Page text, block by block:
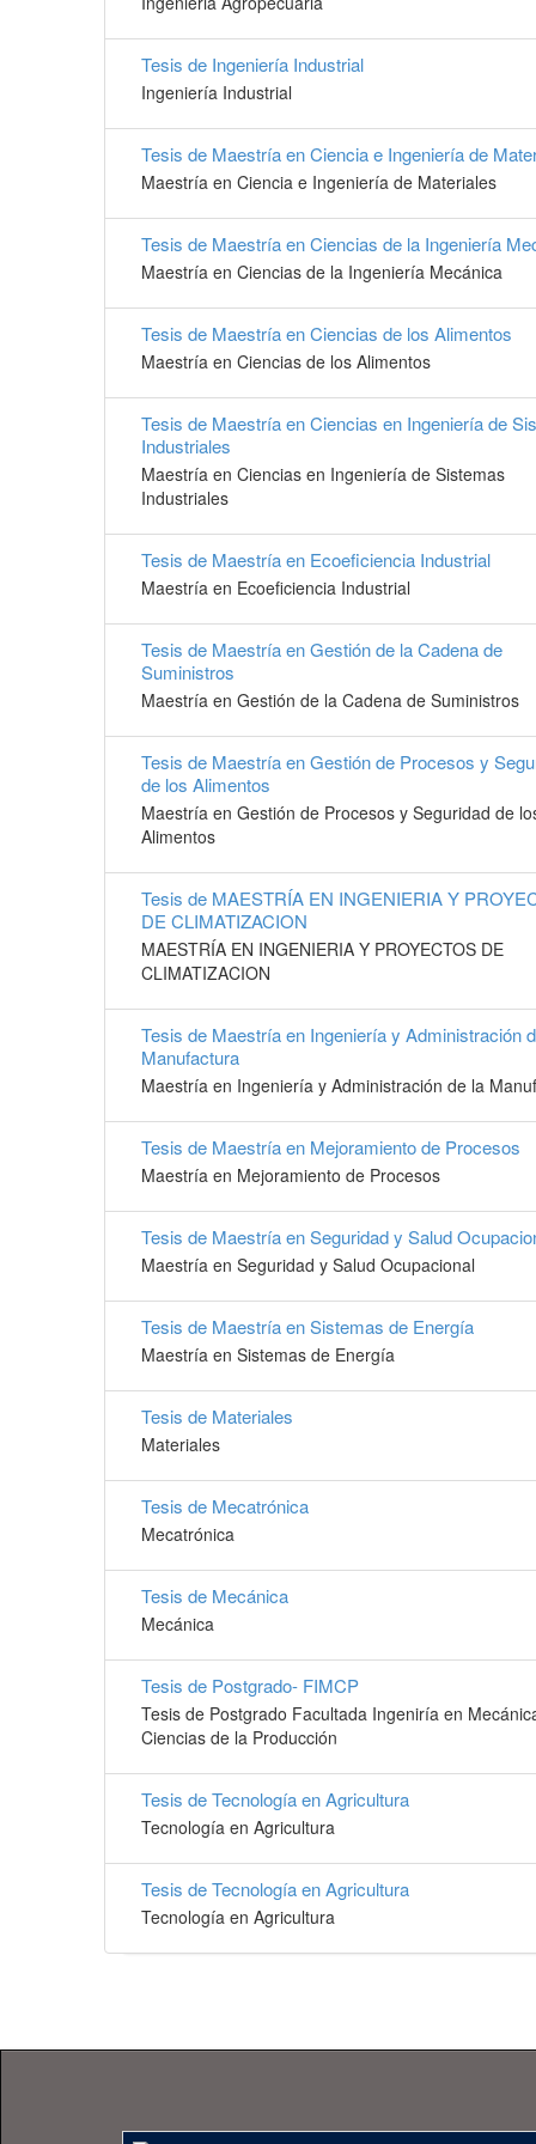
Tesis de Ingeniería Industrial
Ingeniería Industrial
Tesis de Maestría en Ciencia e Ingeniería de
Maestría en Ciencia e Ingeniería de Materiales
Tesis de Maestría en Ciencias de la Ingeniería
Maestría en Ciencias de la Ingeniería Mecánica
Tesis de Maestría en Ciencias de los Alimentos
Maestría en Ciencias de los Alimentos
Tesis de Maestría en Ciencias en Ingeniería de
Industriales
Maestría en Ciencias en Ingeniería de Sistemas
Industriales
Tesis de Maestría en Ecoeficiencia Industrial
Maestría en Ecoeficiencia Industrial
Tesis de Maestría en Gestión de la Cadena de
Suministros
Maestría en Gestión de la Cadena de Suministros
Tesis de Maestría en Gestión de Procesos y
de los Alimentos
Maestría en Gestión de Procesos y Seguridad de
Alimentos
Tesis de MAESTRÍA EN INGENIERIA Y
DE CLIMATIZACION
MAESTRÍA EN INGENIERIA Y PROYECTOS DE
CLIMATIZACION
Tesis de Maestría en Ingeniería y Administración
Manufactura
Maestría en Ingeniería y Administración de la
Tesis de Maestría en Mejoramiento de Procesos
Maestría en Mejoramiento de Procesos
Tesis de Maestría en Seguridad y Salud
Maestría en Seguridad y Salud Ocupacional
Tesis de Maestría en Sistemas de Energía
Maestría en Sistemas de Energía
Tesis de Materiales
Materiales
Tesis de Mecatrónica
Mecatrónica
Tesis de Mecánica
Mecánica
Tesis de Postgrado- FIMCP
Tesis de Postgrado Facultada Ingeniría en
Ciencias de la Producción
Tesis de Tecnología en Agricultura
Tecnología en Agricultura
Tesis de Tecnología en Agricultura
Tecnología en Agricultura